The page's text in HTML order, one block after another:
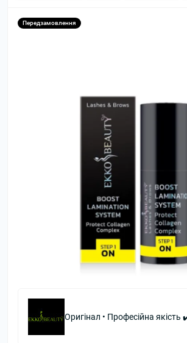
Передзамовлення
Оригінал • Професійна якість